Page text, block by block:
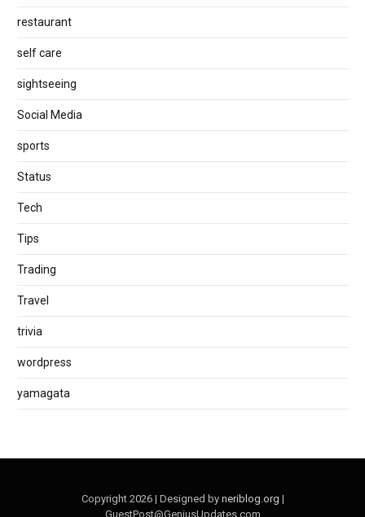
restaurant
self care
sightseeing
Social Media
sports
Status
Tech
Tips
Trading
Travel
trivia
wordpress
yamagata
Copyright 2026 | Designed by neriblog.org |
GuestPost@GeniusUpdates.com